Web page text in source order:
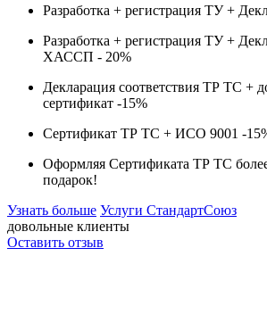
Разработка + регистрация ТУ +
Разработка + регистрация ТУ +
ХАССП - 20%
Декларация соответствия ТР ТС +
сертификат -15%
Сертификат ТР ТС + ИСО 9001 -
Оформляя Сертификата ТР ТС
подарок!
Узнать больше Услуги СтандартСоюз
довольные клиенты
Оставить отзыв